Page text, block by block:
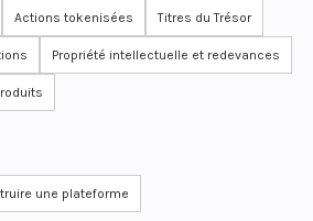
Actions tokenisées Titres du Trésor
Propriété intellectuelle et redevances
une plateforme